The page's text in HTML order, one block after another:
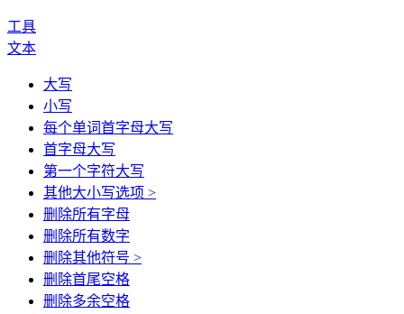
工具
文本
大写
小写
每个单词首字母大写
首字母大写
第一个字符大写
其他大小写选项 >
删除所有字母
删除所有数字
删除其他符号 >
删除首尾空格
删除多余空格